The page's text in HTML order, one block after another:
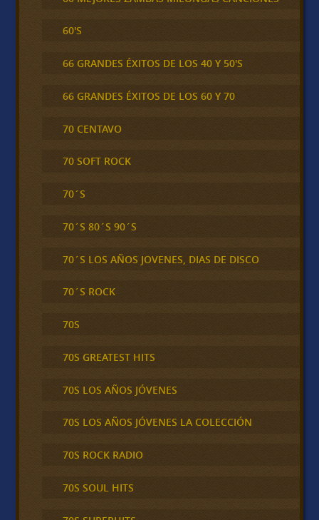
60'S
66 GRANDES ÉXITOS DE LOS 40 Y 50'S
66 GRANDES ÉXITOS DE LOS 60 Y 70
70 CENTAVO
70 SOFT ROCK
70´S
70´S 80´S 90´S
70´S LOS AÑOS JOVENES, DIAS DE DISCO
70´S ROCK
70S
70S GREATEST HITS
70S LOS AÑOS JÓVENES
70S LOS AÑOS JÓVENES LA COLECCIÓN
70S ROCK RADIO
70S SOUL HITS